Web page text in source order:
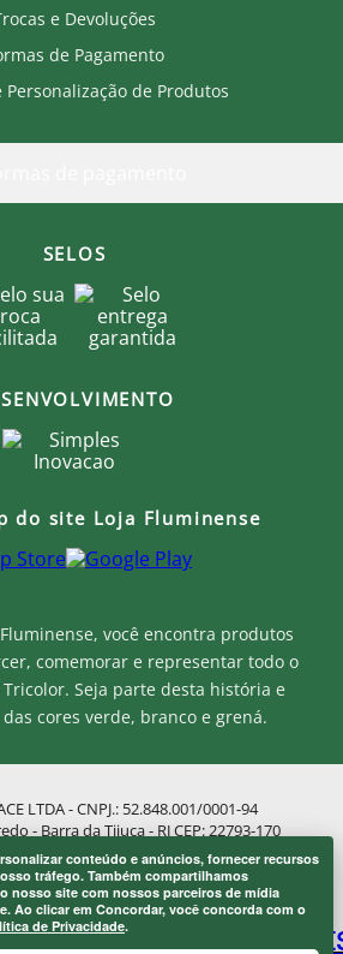
×
conteúdo e anúncios, fornecer recursos
tráfego. Também compartilhamos
nosso site com nossos parceiros de mídia
Ao clicar em Concordar, você concorda com o
de Privacidade.
você encontra produtos
comemorar e representar todo o
Seja parte desta história e
cores verde, branco e grená.
e Devoluções
de Pagamento
Personalização de Produtos
SELOS
do site Loja Fluminense
LTDA - CNPJ.: 52.848.001/0001-94
- Barra da Tijuca - RJ CEP: 22793-170
atendimento@lojaflu.com.br / (21) 98808-
9954
12:00h e 14:00h as 17:00h de segunda a
sexta.